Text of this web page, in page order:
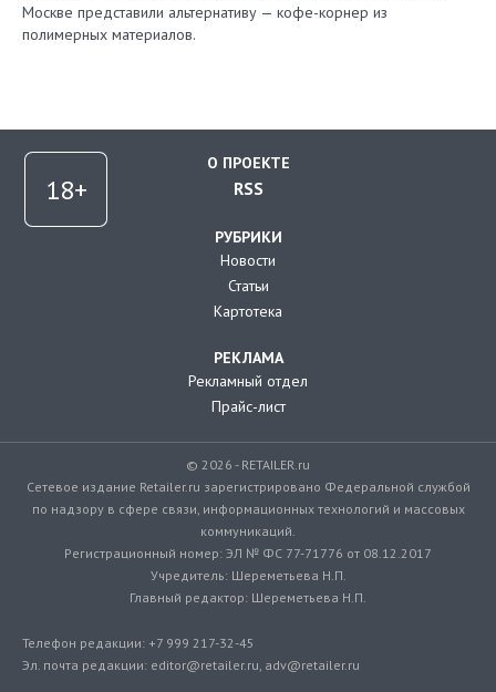
Москве представили альтернативу — кофе-корнер из
полимерных материалов.
О ПРОЕКТЕ
RSS
РУБРИКИ
Новости
Статьи
Картотека
РЕКЛАМА
Рекламный отдел
Прайс-лист
© 2026 - RETAILER.ru
Сетевое издание Retailer.ru зарегистрировано Федеральной службой
по надзору в сфере связи, информационных технологий и массовых
коммуникаций.
Регистрационный номер: ЭЛ № ФС 77-71776 от 08.12.2017
Учредитель: Шереметьева Н.П.
Главный редактор: Шереметьева Н.П.
Телефон редакции: +7 999 217-32-45
Эл. почта редакции: editor@retailer.ru, adv@retailer.ru